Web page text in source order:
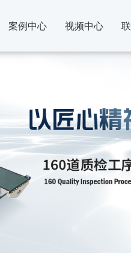
案例中心 视频中心